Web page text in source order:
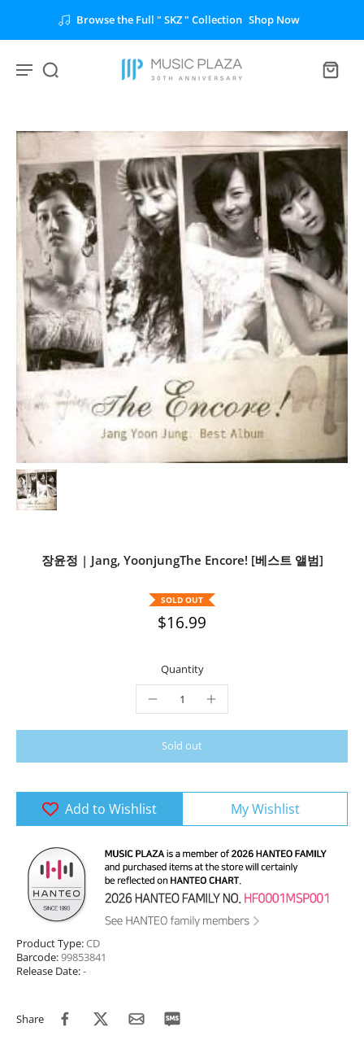
Browse the Full " SKZ " Collection Shop Now
장윤정 | Jang, YoonjungThe Encore! [베스트 앨범]
SOLD OUT
$16.99
Quantity
Sold out
Add to Wishlist My Wishlist
Product Type:CD
Barcode:99853841
Release Date:-
Share